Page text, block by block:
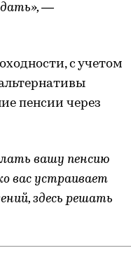
дать», —
с учетом
пенсии через
вашу пенсию
вас устраивает
здесь решать